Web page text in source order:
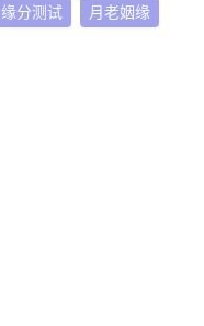
缘分测试 月老姻缘